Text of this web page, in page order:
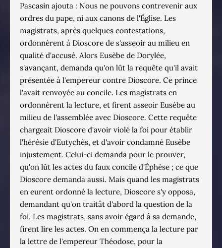
Pascasin ajouta : Nous ne pouvons contrevenir aux
ordres du pape, ni aux canons de l'Église. Les
magistrats, après quelques contestations,
ordonnèrent à Dioscore de s'asseoir au milieu en
qualité d'accusé. Alors Eusèbe de Dorylée,
s'avançant, demanda qu'on lût la requête qu'il avait
présentée à l'empereur contre Dioscore. Ce prince
l'avait renvoyée au concile. Les magistrats en
ordonnèrent la lecture, et firent asseoir Eusèbe au
milieu de l'assemblée avec Dioscore. Cette requête
chargeait Dioscore d'avoir violé la foi pour établir
l'hérésie d'Eutychès, et d'avoir condamné Eusèbe
injustement. Celui-ci demanda pour le prouver,
qu'on lût les actes du faux concile d'Éphèse ; ce que
Dioscore demanda aussi. Mais quand les magistrats
en eurent ordonné la lecture, Dioscore s'y opposa,
demandant qu'on traitât d'abord la question de la
foi. Les magistrats, sans avoir égard à sa demande,
firent lire les actes. On en commença la lecture par
la lettre de l'empereur Théodose, pour la